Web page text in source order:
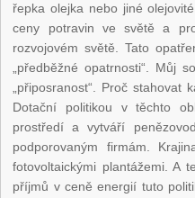
řepka olejka nebo jiné
ceny potravin ve světě a
rozvojovém světě. Tato
„předběžné opatrnosti“. Můj
„připosranost“. Proč stahovat
Dotační politikou v těchto
prostředí a vytváří
podporovaným firmám.
fotovoltaickými plantážemi. A
příjmů v ceně energií tuto